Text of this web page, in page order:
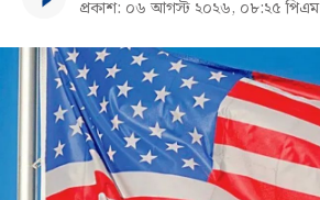
প্রকাশ: ০৬ আগস্ট ২০২৬, ০৮:২৫ পিএম